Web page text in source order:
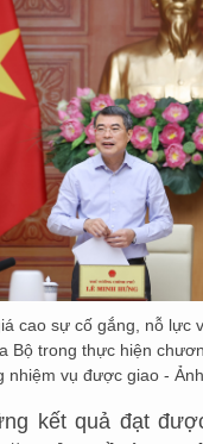
cao sự cố gắng, nỗ lực
Bộ trong thực hiện
nhiệm vụ được giao -
kết quả đạt